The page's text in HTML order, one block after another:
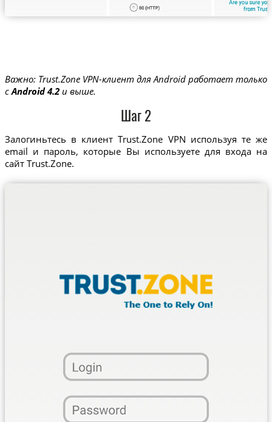
Важно: Trust.Zone VPN-клиент для Android работает только
сAndroid 4.2и выше.
Шаг 2
Залогиньтесь в клиент Trust.Zone VPN используя те же
email и пароль, которые Вы используете для входа на
сайт Trust.Zone.